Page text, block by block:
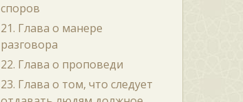
споров
21. Глава о манере
разговора
22. Глава о проповеди
23. Глава о том, что следует